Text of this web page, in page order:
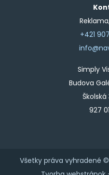
+421
Simply
Budova
Školská
927
Všetky práva vyhradené